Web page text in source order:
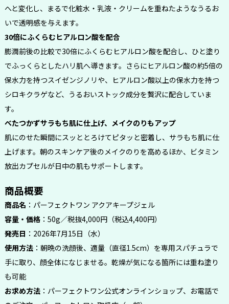
へと変化し、まるで化粧水・乳液・クリームを重ねたようなうるお
いで透明感を与えます。
30倍にふくらむヒアルロン酸を配合
膨潤前後の比較で30倍にふくらむヒアルロン酸を配合し、ひと塗り
でふっくらとしたハリ肌へ導きます。さらにヒアルロン酸の約5倍の
保水力を持つスイゼンジノリや、ヒアルロン酸以上の保水力を持つ
シロキクラゲなど、うるおいストック成分を贅沢に配合していま
す。
べたつかずサラもち肌に仕上げ、メイクのりもアップ
肌にのせた瞬間にスッととろけてピタッと密着し、サラもち肌に仕
上げます。朝のスキンケア後のメイクのりを高めるほか、ビタミン
放出カプセルが日中の肌もサポートします。
商品概要
商品名 ：パーフェクトワン アクアキープジェル
容量・価格：50g／税抜4,000円（税込4,400円）
発売日 ：2026年7月15日（水）
使用方法：朝晩の洗顔後、適量（直径1.5cm）を専用スパチュラで
手に取り、顔全体になじませる。乾燥が気になる箇所には重ね塗り
も可能
お求め方法：パーフェクトワン公式オンラインショップ、お電話で